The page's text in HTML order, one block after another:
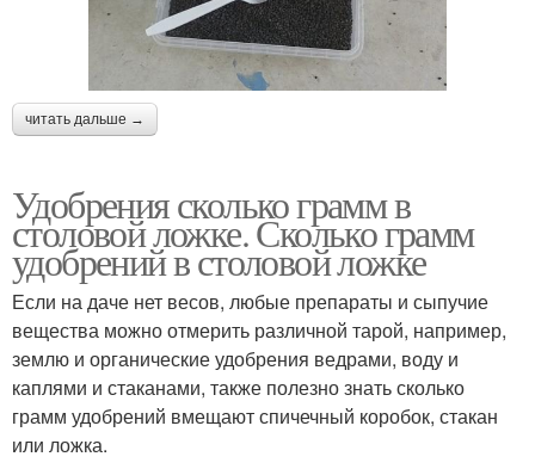
читать дальше →
Удобрения сколько грамм в
столовой ложке. Сколько грамм
удобрений в столовой ложке
Если на даче нет весов, любые препараты и сыпучие
вещества можно отмерить различной тарой, например,
землю и органические удобрения ведрами, воду и
каплями и стаканами, также полезно знать сколько
грамм удобрений вмещают спичечный коробок, стакан
или ложка.